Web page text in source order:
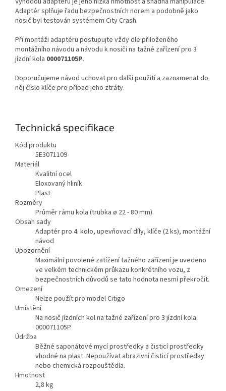
Adaptér splňuje řadu bezpečnostních norem a podobně jako
nosič byl testován systémem City Crash.
Při montáži adaptéru postupujte vždy dle přiloženého
montážního návodu a návodu k nosiči na tažné zařízení pro 3
jízdní kola 000071105P.
Doporučujeme návod uchovat pro další použití a zaznamenat do
něj číslo klíče pro případ jeho ztráty.
Technická specifikace
Kód produktu
5E3071109
Materiál
Kvalitní ocel
Eloxovaný hliník
Plast
Rozměry
Průměr rámu kola (trubka ø 22 - 80 mm).
Obsah sady
Adaptér pro 4. kolo, upevňovací díly, klíče (2 ks), montážní
návod
Upozornění
Maximální povolené zatížení tažného zařízení je uvedeno
ve velkém technickém průkazu konkrétního vozu, z
bezpečnostních důvodů se tato hodnota nesmí překročit.
Omezení
Nelze použít pro model Citigo
Umístění
Na nosič jízdních kol na tažné zařízení pro 3 jízdní kola
000071105P.
Údržba
Běžné saponátové mycí prostředky a čisticí prostředky
vhodné na plast. Nepoužívat abrazivní čisticí prostředky
nebo chemická rozpouštědla.
Hmotnost
2,8 kg